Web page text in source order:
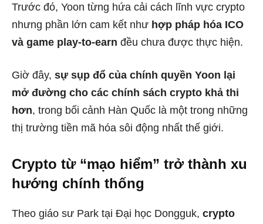
Trước đó, Yoon từng hứa cải cách lĩnh vực crypto
nhưng phần lớn cam kết như hợp pháp hóa ICO
và game play-to-earn đều chưa được thực hiện.
Giờ đây, sự sụp đổ của chính quyền Yoon lại
mở đường cho các chính sách crypto khả thi
hơn, trong bối cảnh Hàn Quốc là một trong những
thị trường tiền mã hóa sôi động nhất thế giới.
Crypto từ “mạo hiểm” trở thành xu
hướng chính thống
Theo giáo sư Park tại Đại học Dongguk, crypto